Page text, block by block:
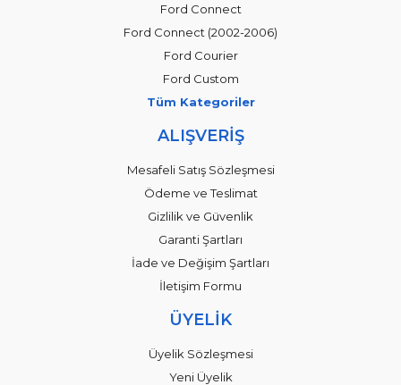
Ford Connect
Ford Connect (2002-2006)
Ford Courier
Ford Custom
Tüm Kategoriler
ALIŞVERİŞ
Mesafeli Satış Sözleşmesi
Ödeme ve Teslimat
Gizlilik ve Güvenlik
Garanti Şartları
İade ve Değişim Şartları
İletişim Formu
ÜYELİK
Üyelik Sözleşmesi
Yeni Üyelik